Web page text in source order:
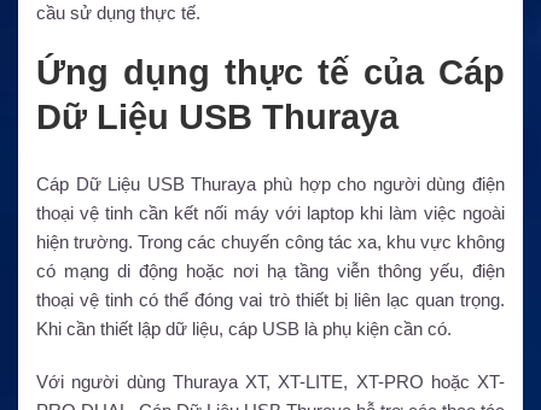
cầu sử dụng thực tế.
Ứng dụng thực tế của Cáp
Dữ Liệu USB Thuraya
Cáp Dữ Liệu USB Thuraya phù hợp cho người dùng điện
thoại vệ tinh cần kết nối máy với laptop khi làm việc ngoài
hiện trường. Trong các chuyến công tác xa, khu vực không
có mạng di động hoặc nơi hạ tầng viễn thông yếu, điện
thoại vệ tinh có thể đóng vai trò thiết bị liên lạc quan trọng.
Khi cần thiết lập dữ liệu, cáp USB là phụ kiện cần có.
Với người dùng Thuraya XT, XT-LITE, XT-PRO hoặc XT-